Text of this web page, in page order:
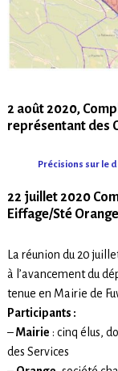
2 août 2020,
représentant des
Précisions sur le
22 juillet 2020
Eiffage/Sté
La réunion du 20
à l’avancement du
tenue en Mairie de
Participants :
–Mairie : cinq élus,
des Services